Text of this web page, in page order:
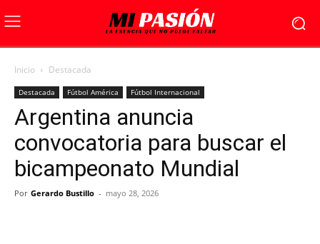
Inicio Destacada
Destacada Fútbol América Fútbol Internacional
Argentina anuncia
convocatoria para buscar el
bicampeonato Mundial
Por Gerardo Bustillo - mayo 28, 2026